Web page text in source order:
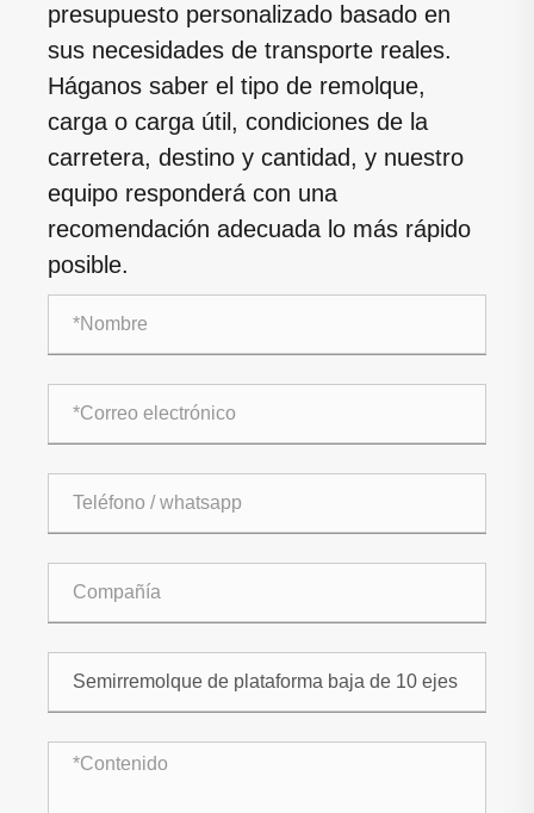
presupuesto personalizado basado en
sus necesidades de transporte reales.
Háganos saber el tipo de remolque,
carga o carga útil, condiciones de la
carretera, destino y cantidad, y nuestro
equipo responderá con una
recomendación adecuada lo más rápido
posible.